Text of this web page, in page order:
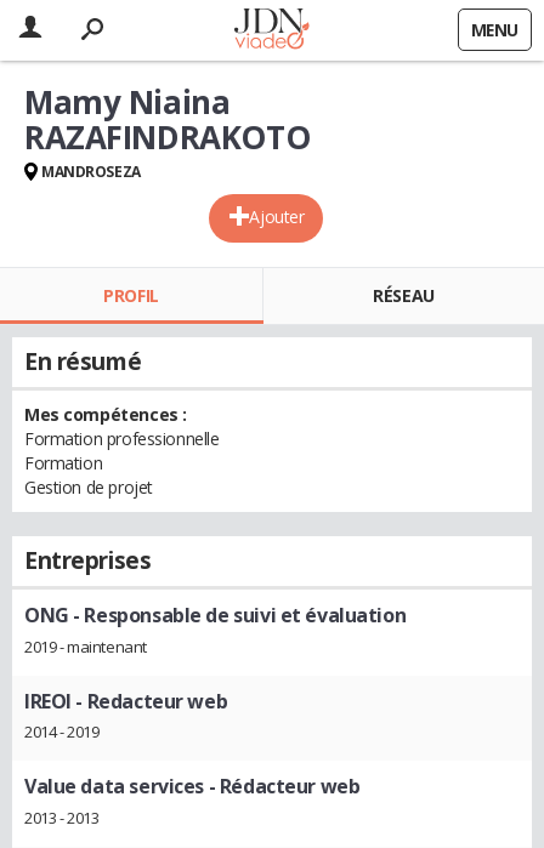
MENU
Ajouter
Mamy Niaina
RAZAFINDRAKOTO
MANDROSEZA
PROFIL RÉSEAU
En résumé
Mes compétences :
Formation professionnelle
Formation
Gestion de projet
Entreprises
ONG - Responsable de suivi et évaluation
2019 - maintenant
IREOI - Redacteur web
2014 - 2019
Value data services - Rédacteur web
2013 - 2013